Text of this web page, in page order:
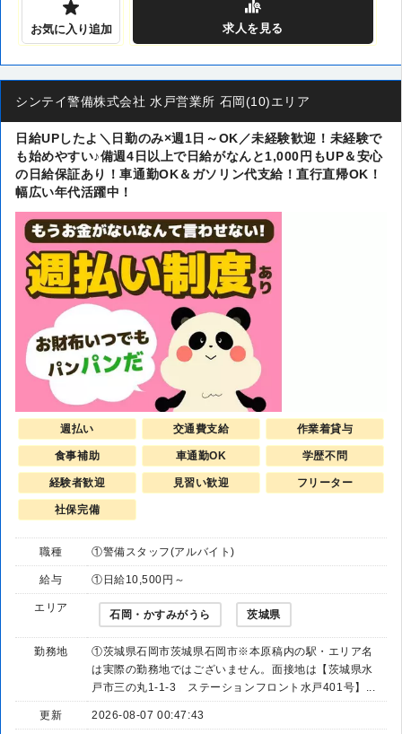
お気に入り追加 求人 を見る
シンテイ警備株式会社 水戸営業所 石岡(10)エリア
日給UPしたよ＼日勤のみ×週1日～OK／未経験歓迎！未経験で
も始めやすい♪備週4日以上で日給がなんと1,000円もUP＆安心
の日給保証あり！車通勤OK＆ガソリン代支給！直行直帰OK！
幅広い年代活躍中！
週払い 交通費支給 作業着貸与
食事補助 車通勤OK 学歴不問
経験者歓迎 見習い歓迎 フリーター
社保完備
職種 ①警備スタッフ(アルバイト)
給与 ①日給10,500円～
エリア
石岡・かすみがうら 茨城県
勤務地
①茨城県石岡市茨城県石岡市※本原稿内の駅・エリア名
は実際の勤務地ではございません。面接地は【茨城県水
戸市三の丸1-1-3 ステーションフロント水戸401号】...
更新 2026-08-07 00:47:43